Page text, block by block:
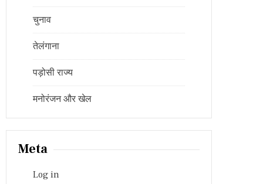
चुनाव
तेलंगाना
पड़ोसी राज्य
मनोरंजन और खेल
Meta
Log in